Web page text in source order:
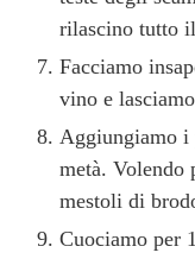
rilascino tutto
Facciamo
vino e
Aggiungiamo
metà. Volendo
mestoli di
Cuociamo per